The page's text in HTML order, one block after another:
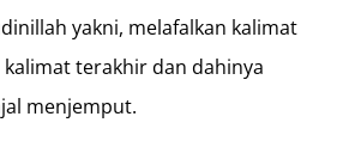
yakni, melafalkan kalimat
terakhir dan dahinya
menjemput.